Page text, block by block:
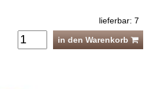
lieferbar: 7
in den Warenkorb